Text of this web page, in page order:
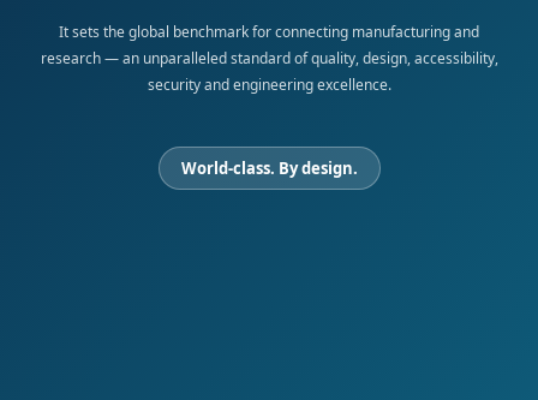
It sets the global benchmark for connecting manufacturing and
research — an unparalleled standard of quality, design, accessibility,
security and engineering excellence.
World-class. By design.